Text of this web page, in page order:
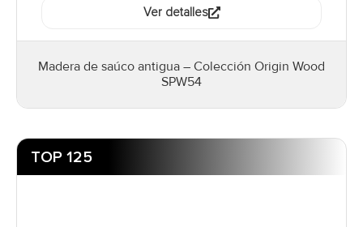
Ver detalles
Madera de saúco antigua – Colección Origin Wood
SPW54
TOP 125